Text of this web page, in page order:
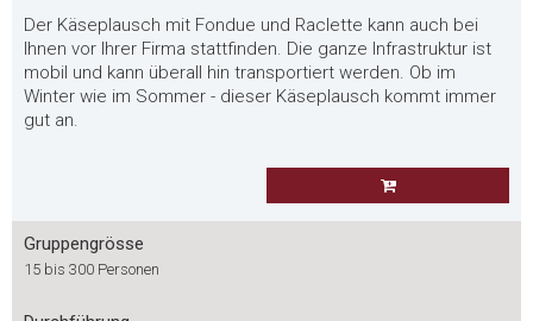
Der Käseplausch mit Fondue und Raclette kann auch bei
Ihnen vor Ihrer Firma stattfinden. Die ganze Infrastruktur ist
mobil und kann überall hin transportiert werden. Ob im
Winter wie im Sommer - dieser Käseplausch kommt immer
gut an.
Gruppengrösse
15 bis 300 Personen